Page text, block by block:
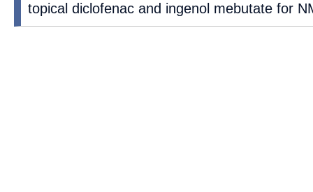
topical diclofenac and ingenol mebutate for